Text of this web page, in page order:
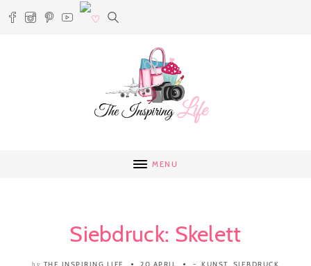
MENU
Siebdruck: Skelett
by